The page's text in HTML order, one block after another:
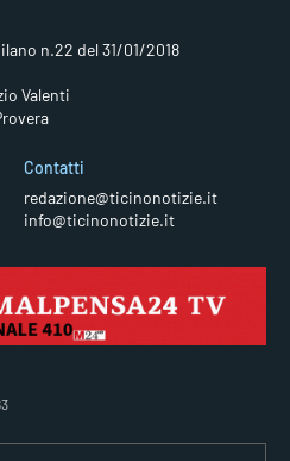
n.22 del 31/01/2018
Valenti
Contatti
redazione@ticinonotizie.it
info@ticinonotizie.it